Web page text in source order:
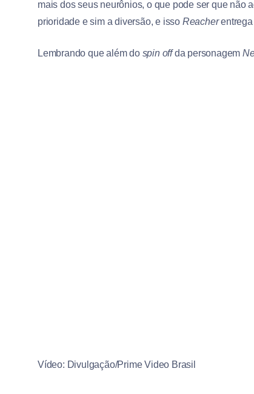
mais dos seus neurônios, o que pode ser que não
prioridade e sim a diversão, e isso Reacherentrega
Lembrando que além do spin offda personagem
Vídeo: Divulgação/Prime Video Brasil